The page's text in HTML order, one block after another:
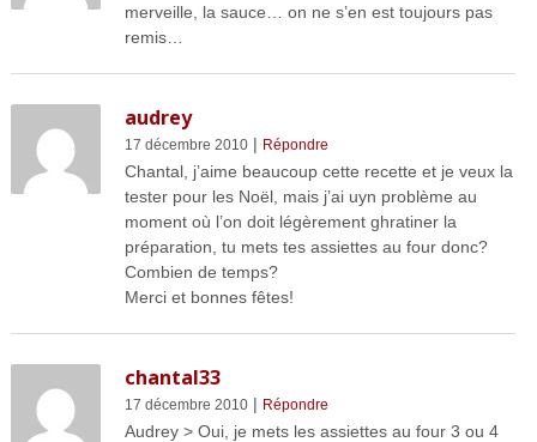
merveille, la sauce… on ne s’en est toujours pas
remis…
audrey
17 décembre 2010| Répondre
Chantal, j’aime beaucoup cette recette et je veux la
tester pour les Noël, mais j’ai uyn problème au
moment où l’on doit légèrement ghratiner la
préparation, tu mets tes assiettes au four donc?
Combien de temps?
Merci et bonnes fêtes!
chantal33
17 décembre 2010| Répondre
Audrey > Oui, je mets les assiettes au four 3 ou 4